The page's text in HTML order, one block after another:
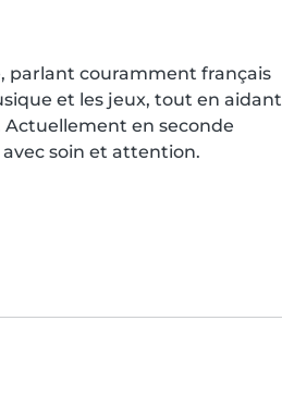
parlant couramment français
et les jeux, tout en aidant
Actuellement en seconde
soin et attention.